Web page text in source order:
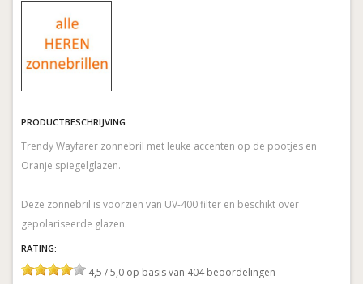
PRODUCTBESCHRIJVING:
Trendy Wayfarer zonnebril met leuke accenten op de pootjes en
Oranje spiegelglazen.
Deze zonnebril is voorzien van UV-400 filter en beschikt over
gepolariseerde glazen.
RATING:
4,5 / 5,0 op basis van 404 beoordelingen